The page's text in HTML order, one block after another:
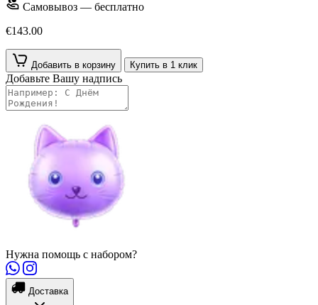
Самовывоз — бесплатно
€143.00
Добавить в корзину Купить в 1 клик
Добавьте Вашу надпись
Нужна помощь с набором?
Доставка